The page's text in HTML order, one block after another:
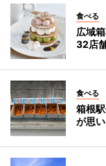
食べる
広域
32店
食べる
箱根
が思